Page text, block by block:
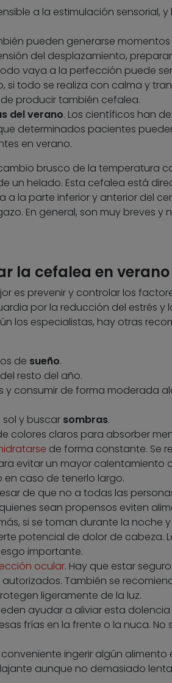
a la estimulación sensorial,
pueden generarse momentos
del desplazamiento,
vaya a la perfección puede
si todo se realiza con calma y
producir también cefalea.
del verano. Los científicos han
determinados pacientes
en verano.
brusco de la temperatura
un helado. Esta cefalea está
la parte inferior y anterior del
En general, son muy breves y
la cefalea en verano
es prevenir y controlar los
por la reducción del estrés y
los especialistas, hay otras
de sueño.
resto del año.
y consumir de forma moderada
y buscar sombras.
claros para absorber
de forma constante. Se
evitar un mayor calentamiento
caso de tenerlo largo.
de que no a todas las
sean propensos eviten
si se toman durante la noche
potencial de dolor de cabeza.
importante.
ocular. Hay que estar
También se
ligeramente de la luz.
ayudar a aliviar esta dolencia
frías en la frente o la nuca. No
conveniente ingerir algún alimento
aunque no demasiado